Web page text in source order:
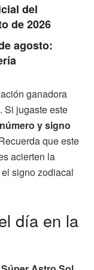
del
de 2026
agosto:
ganadora
. Si jugaste este
número y signo
que este
acierten la
signo zodiacal
día en la